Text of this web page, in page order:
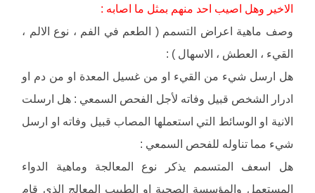
الاخير وهل اصيب احد منهم بمثل ما اصابه :
وصف ماهية اعراض التسمم ( الطعم في الفم ، نوع الالم ،
القيء ، العطش ، الاسهال ) :
هل ارسل شيء من القيء او من غسيل المعدة او من دم او
ادرار الشخص قبيل وفاته لأجل الفحص السمعي : هل ارسلت
الانية او الوسائط التي استعملها المصاب قبيل وفاته او ارسل
شيء مما تناوله للفحص السمعي :
هل اسعف المتسمم يذكر نوع المعالجة وماهية الدواء
المستعمل والمؤسسة الصحية او الطبيب المعالج الذي قام